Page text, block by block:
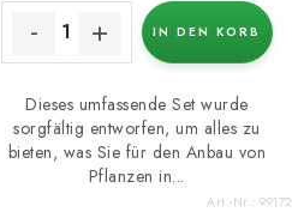
IN DEN KORB
Dieses umfassende Set wurde
sorgfältig entworfen, um alles zu
bieten, was Sie für den Anbau von
Pflanzen in...
Art.-Nr.:99172